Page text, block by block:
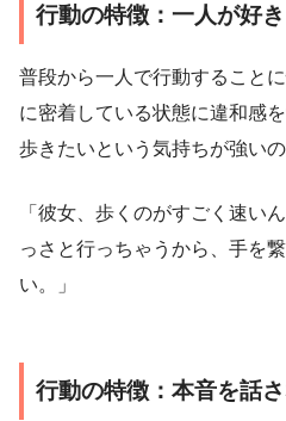
行動の特徴：一人が好
普段から一人で行動すること
に密着している状態に違和感
歩きたいという気持ちが強い
「彼女、歩くのがすごく速い
っさと行っちゃうから、手を
い。」
行動の特徴：本音を話